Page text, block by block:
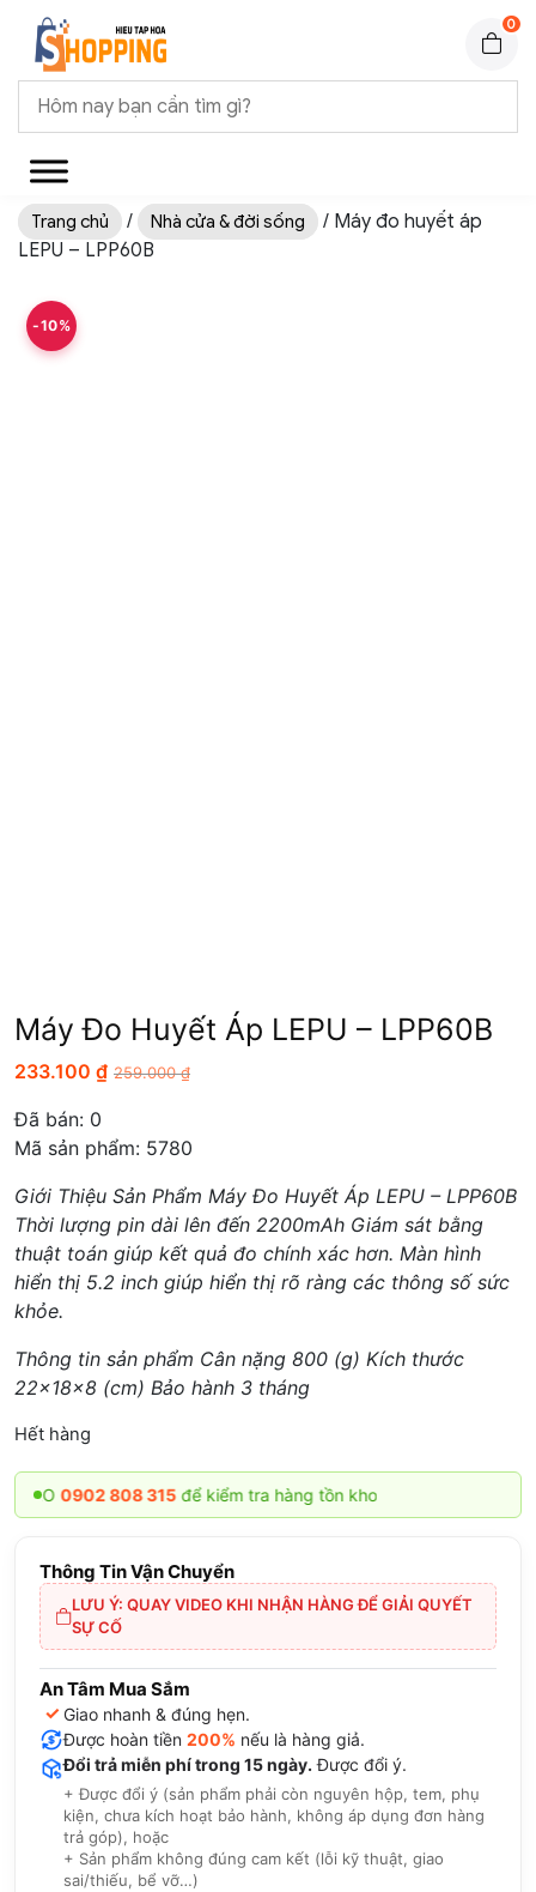
0
Trang chủ / Nhà cửa & đời sống
/ Máy đo huyết áp
LEPU – LPP60B
-10%
Máy Đo Huyết Áp LEPU – LPP60B
233.100 ₫ 259.000₫
Đã bán: 0
Mã sản phẩm: 5780
Giới Thiệu Sản Phẩm Máy Đo Huyết Áp LEPU – LPP60B
Thời lượng pin dài lên đến 2200mAh Giám sát bằng
thuật toán giúp kết quả đo chính xác hơn. Màn hình
hiển thị 5.2 inch giúp hiển thị rõ ràng các thông số sức
khỏe.
Thông tin sản phẩm Cân nặng 800 (g) Kích thước
22x18x8 (cm) Bảo hành 3 tháng
Hết hàng
0902 808 315để kiểm tra hàng tồn kho
Thông Tin Vận Chuyển
LƯU Ý: QUAY VIDEO KHI NHẬN HÀNG ĐỂ GIẢI QUYẾT
SỰ CỐ
An Tâm Mua Sắm
✓ Giao nhanh & đúng hẹn.
Được hoàn tiền 200% nếu là hàng giả.
Đổi trả miễn phí trong 15 ngày. Được đổi ý.
+ Được đổi ý (sản phẩm phải còn nguyên hộp, tem, phụ
kiện, chưa kích hoạt bảo hành, không áp dụng đơn hàng
trả góp), hoặc
+ Sản phẩm không đúng cam kết (lỗi kỹ thuật, giao
sai/thiếu, bể vỡ…)